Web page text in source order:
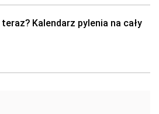
Kalendarz pylenia na cały